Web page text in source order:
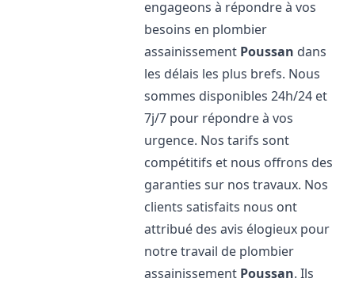
engageons à répondre à vos
besoins en plombier
assainissement Poussan dans
les délais les plus brefs. Nous
sommes disponibles 24h/24 et
7j/7 pour répondre à vos
urgence. Nos tarifs sont
compétitifs et nous offrons des
garanties sur nos travaux. Nos
clients satisfaits nous ont
attribué des avis élogieux pour
notre travail de plombier
assainissement Poussan. Ils